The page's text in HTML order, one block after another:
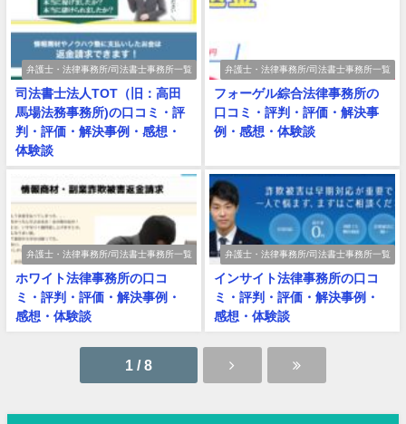
弁護士・法律事務所/司法書士事務所一覧
司法書士法人TOT（旧：高田
馬場法務事務所)の口コミ・評
判・評価・解決事例・感想・
体験談
弁護士・法律事務所/司法書士事務所一覧
フォーゲル綜合法律事務所の
口コミ・評判・評価・解決事
例・感想・体験談
弁護士・法律事務所/司法書士事務所一覧
ホワイト法律事務所の口コ
ミ・評判・評価・解決事例・
感想・体験談
弁護士・法律事務所/司法書士事務所一覧
インサイト法律事務所の口コ
ミ・評判・評価・解決事例・
感想・体験談
1 / 8